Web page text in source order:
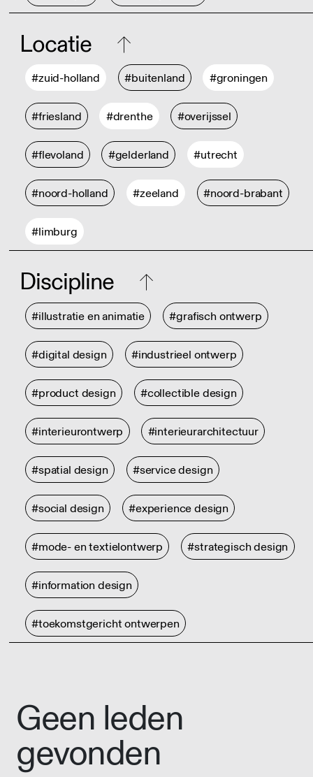
Locatie
#zuid-holland #buitenland #groningen
#friesland #drenthe #overijssel
#flevoland #gelderland #utrecht
#noord-holland #zeeland #noord-brabant
#limburg
Discipline
#illustratie en animatie #grafisch ontwerp
#digital design #industrieel ontwerp
#product design #collectible design
#interieurontwerp #interieurarchitectuur
#spatial design #service design
#social design #experience design
#mode- en textielontwerp #strategisch design
#information design
#toekomstgericht ontwerpen
Geen leden
gevonden